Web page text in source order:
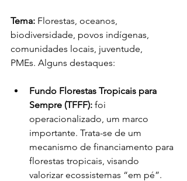
Tema: Florestas, oceanos,
biodiversidade, povos indígenas,
comunidades locais, juventude,
PMEs. Alguns destaques:
Fundo Florestas Tropicais para
Sempre (TFFF): foi
operacionalizado, um marco
importante. Trata-se de um
mecanismo de financiamento para
florestas tropicais, visando
valorizar ecossistemas “em pé”.